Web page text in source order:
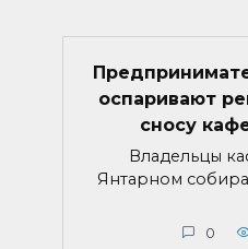
оспаривают
сносу
Владельцы
Янтарном
0